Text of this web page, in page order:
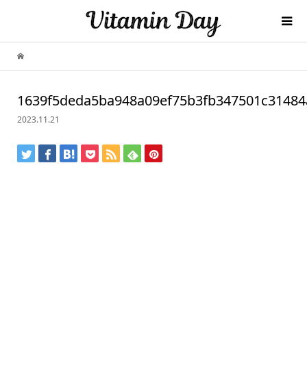
2023.11.21